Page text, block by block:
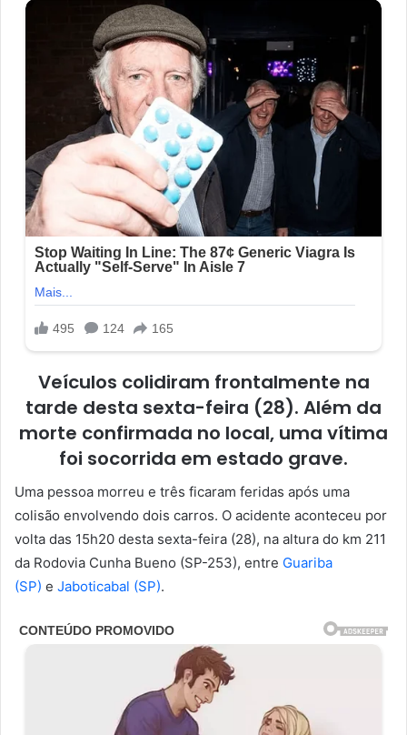
Veículos colidiram frontalmente na
tarde desta sexta-feira (28). Além da
morte confirmada no local, uma vítima
foi socorrida em estado grave.
Uma pessoa morreu e três ficaram feridas após uma
colisão envolvendo dois carros. O acidente aconteceu por
volta das 15h20 desta sexta-feira (28), na altura do km 211
da Rodovia Cunha Bueno (SP-253), entre Guariba
(SP) e Jaboticabal (SP).